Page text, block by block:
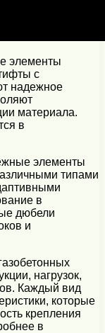
элементы
с
надежное
материала.
в
элементы
типами
в
дюбели
и
нагрузок,
Каждый вид
которые
крепления
в